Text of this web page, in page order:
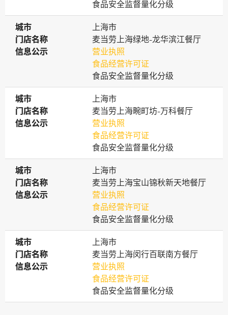
食品安全监督量化分级
城市
城市
上海市
门店名称
门店名称
麦当劳上海绿地-龙华滨江餐厅
信息公示
信息公示
营业执照
食品经营许可证
食品安全监督量化分级
城市
城市
上海市
门店名称
门店名称
麦当劳上海畹町坊-万科餐厅
信息公示
信息公示
营业执照
食品经营许可证
食品安全监督量化分级
城市
城市
上海市
门店名称
门店名称
麦当劳上海宝山锦秋新天地餐厅
信息公示
信息公示
营业执照
食品经营许可证
食品安全监督量化分级
城市
城市
上海市
门店名称
门店名称
麦当劳上海闵行百联南方餐厅
信息公示
信息公示
营业执照
食品经营许可证
食品安全监督量化分级